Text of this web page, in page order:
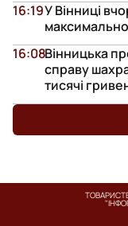
У Вінниці
16:19
Вінницька
справу
тисячі
16:08